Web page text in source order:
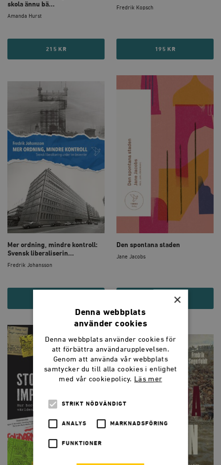
skola ännu bä...
Amanda Hurst
215 KR
Fredrik Kopsch
195 KR
Mer ordning, mindre kontroll:
Svensk liberaliserin...
Fredrik Johansson
Den spontana staden
Jane Jacobs
×
Denna webbplats
använder cookies
Denna webbplats använder cookies för
att förbättra användarupplevelsen.
Genom att använda vår webbplats
samtycker du till alla cookies i enlighet
med vår cookiepolicy. Läs mer
STRIKT NÖDVÄNDIGT
ANALYS MARKNADSFÖRING
FUNKTIONER